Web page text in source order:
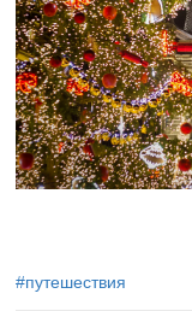
#путешествия